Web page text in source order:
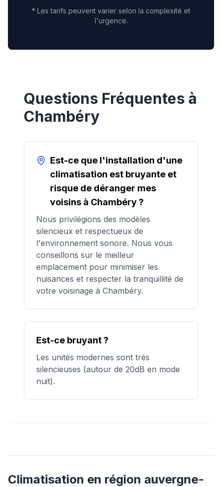
* Les tarifs peuvent varier selon la complexité et
l'urgence.
Questions Fréquentes à
Chambéry
Est-ce que l'installation d'une
climatisation est bruyante et
risque de déranger mes
voisins à Chambéry ?
Nous privilégions des modèles
silencieux et respectueux de
l'environnement sonore. Nous vous
conseillons sur le meilleur
emplacement pour minimiser les
nuisances et respecter la tranquillité de
votre voisinage à Chambéry.
Est-ce bruyant ?
Les unités modernes sont très
silencieuses (autour de 20dB en mode
nuit).
Climatisation en région auvergne-